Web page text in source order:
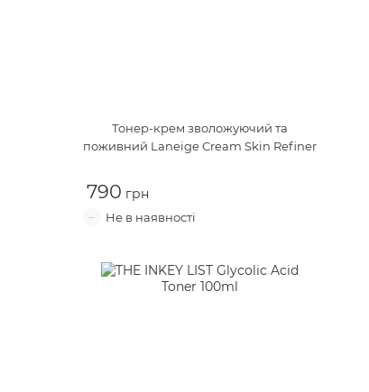
Тонер-крем зволожуючий та
поживний Laneige Cream Skin Refiner
790